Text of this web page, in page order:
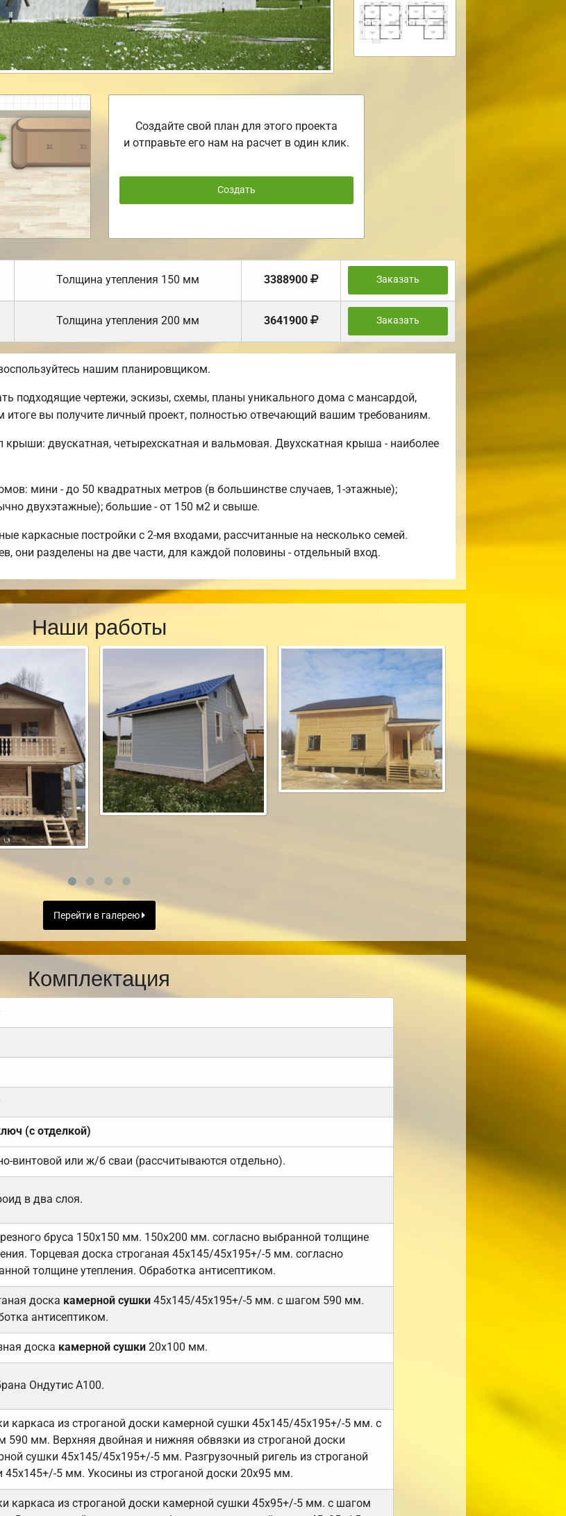
Создайте свой план для этого проекта
и отправьте его нам на расчет в один клик.
Создать
Толщина утепления 150 мм 3388900 Заказать
Толщина утепления 200 мм 3641900 Заказать
нашим планировщиком.
подходящие чертежи, эскизы, схемы, планы уникального дома с мансардой,
вы получите личный проект, полностью отвечающий вашим требованиям.
двускатная, четырехскатная и вальмовая. Двухскатная крыша - наиболее
мини - до 50 квадратных метров (в большинстве случаев, 1-этажные);
двухэтажные); большие - от 150 м2 и свыше.
каркасные постройки с 2-мя входами, рассчитанные на несколько семей.
они разделены на две части, для каждой половины - отдельный вход.
Наши работы
Перейти в галерею
Комплектация
(с отделкой)
винтовой или ж/б сваи (рассчитываются отдельно).
в два слоя.
бруса 150х150 мм. 150х200 мм. согласно выбранной толщине
Торцевая доска строганая 45х145/45х195+/-5 мм. согласно
толщине утепления. Обработка антисептиком.
доска камерной сушки 45х145/45х195+/-5 мм. с шагом 590 мм.
антисептиком.
доска камерной сушки20х100 мм.
Ондутис А100.
каркаса из строганой доски камерной сушки 45х145/45х195+/-5 мм. с
590 мм. Верхняя двойная и нижняя обвязки из строганой доски
сушки 45х145/45х195+/-5 мм. Разгрузочный ригель из строганой
45х145+/-5 мм. Укосины из строганой доски 20х95 мм.
каркаса из строганой доски камерной сушки 45х95+/-5 мм. с шагом